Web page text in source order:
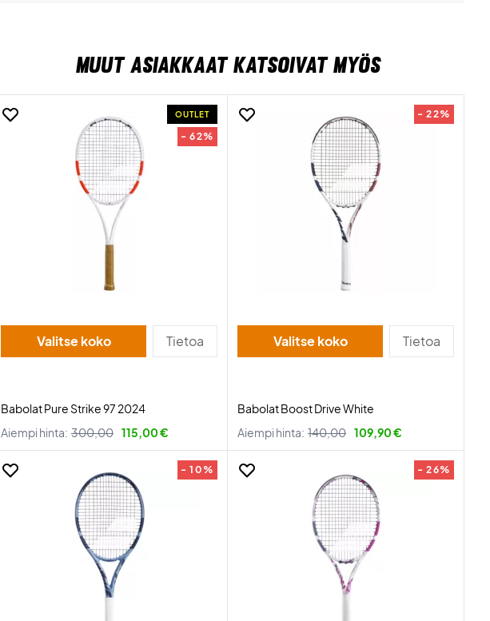
MUUT ASIAKKAAT KATSOIVAT MYÖS
OUTLET
- 62%
Valitse koko Tietoa
Babolat Pure Strike 97 2024
Aiempi hinta: 300,00 115,00 €
- 22%
Valitse koko Tietoa
Babolat Boost Drive White
Aiempi hinta: 140,00 109,90 €
- 10% - 26%